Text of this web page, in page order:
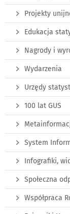
Projekty
Edukacja
Nagrody i
Wydarzenia
Urzędy
100 lat GUS
System
Infografiki,
Społeczna
Współpraca